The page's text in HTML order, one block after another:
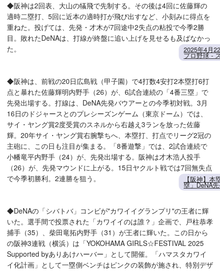
◆阪神は2回表、大山の犠飛で先制する。その後は4回に佐藤輝の
適時二塁打、5回に近本の適時打が飛び出すなど、小刻みに得点を
重ねた。投げては、先発・才木が7回途中2失点の粘投で今季2勝
目。敗れたDeNAは、打線が終盤に追い上げを見せるも及ばなかっ
た。
2025年4月
プロ野球 -
◆阪神は、前戦の20日広島戦（甲子園）で4打数4安打2本塁打6打
点と暴れた佐藤輝明内野手（26）が、6試合連続の「4番三塁」で
先発出場する。打線は、DeNA先発バウアーとの今季初対戦。3月
16日のドジャースとのプレシーズンゲーム（東京ドーム）では、
サイ・ヤング賞2度受賞のスネルから右越え3ランを放った佐藤
輝。20年サイ・ヤング賞右腕撃ちへ、本塁打、打点でリーグ2冠の
主砲に、この日も注目が集まる。「8番遊撃」では、2試合連続で
小幡竜平内野手（24）が、先発出場する。阪神は才木浩人投手
（26）が、先発マウンドに上がる。15日ヤクルト戦では7回無失点
で今季初勝利。2連勝を狙う。
【阪神】
塁」DeNA
◆DeNAの「シバトバ」コンビが"カワイイグランプリ"の王者に輝
いた。選手間で投票された「カワイイのは誰？」企画で、戸柱恭孝
捕手（35）、柴田竜拓内野手（31）が王者に輝いた。この日から
の阪神3連戦（横浜）は「YOKOHAMA GIRLS☆FESTIVAL 2025
Supported byありあけハーバー」として開催。「ハマスタカワイ
イ化計画」として一塁側ベンチはピンクの装飾が施され、特別デザ